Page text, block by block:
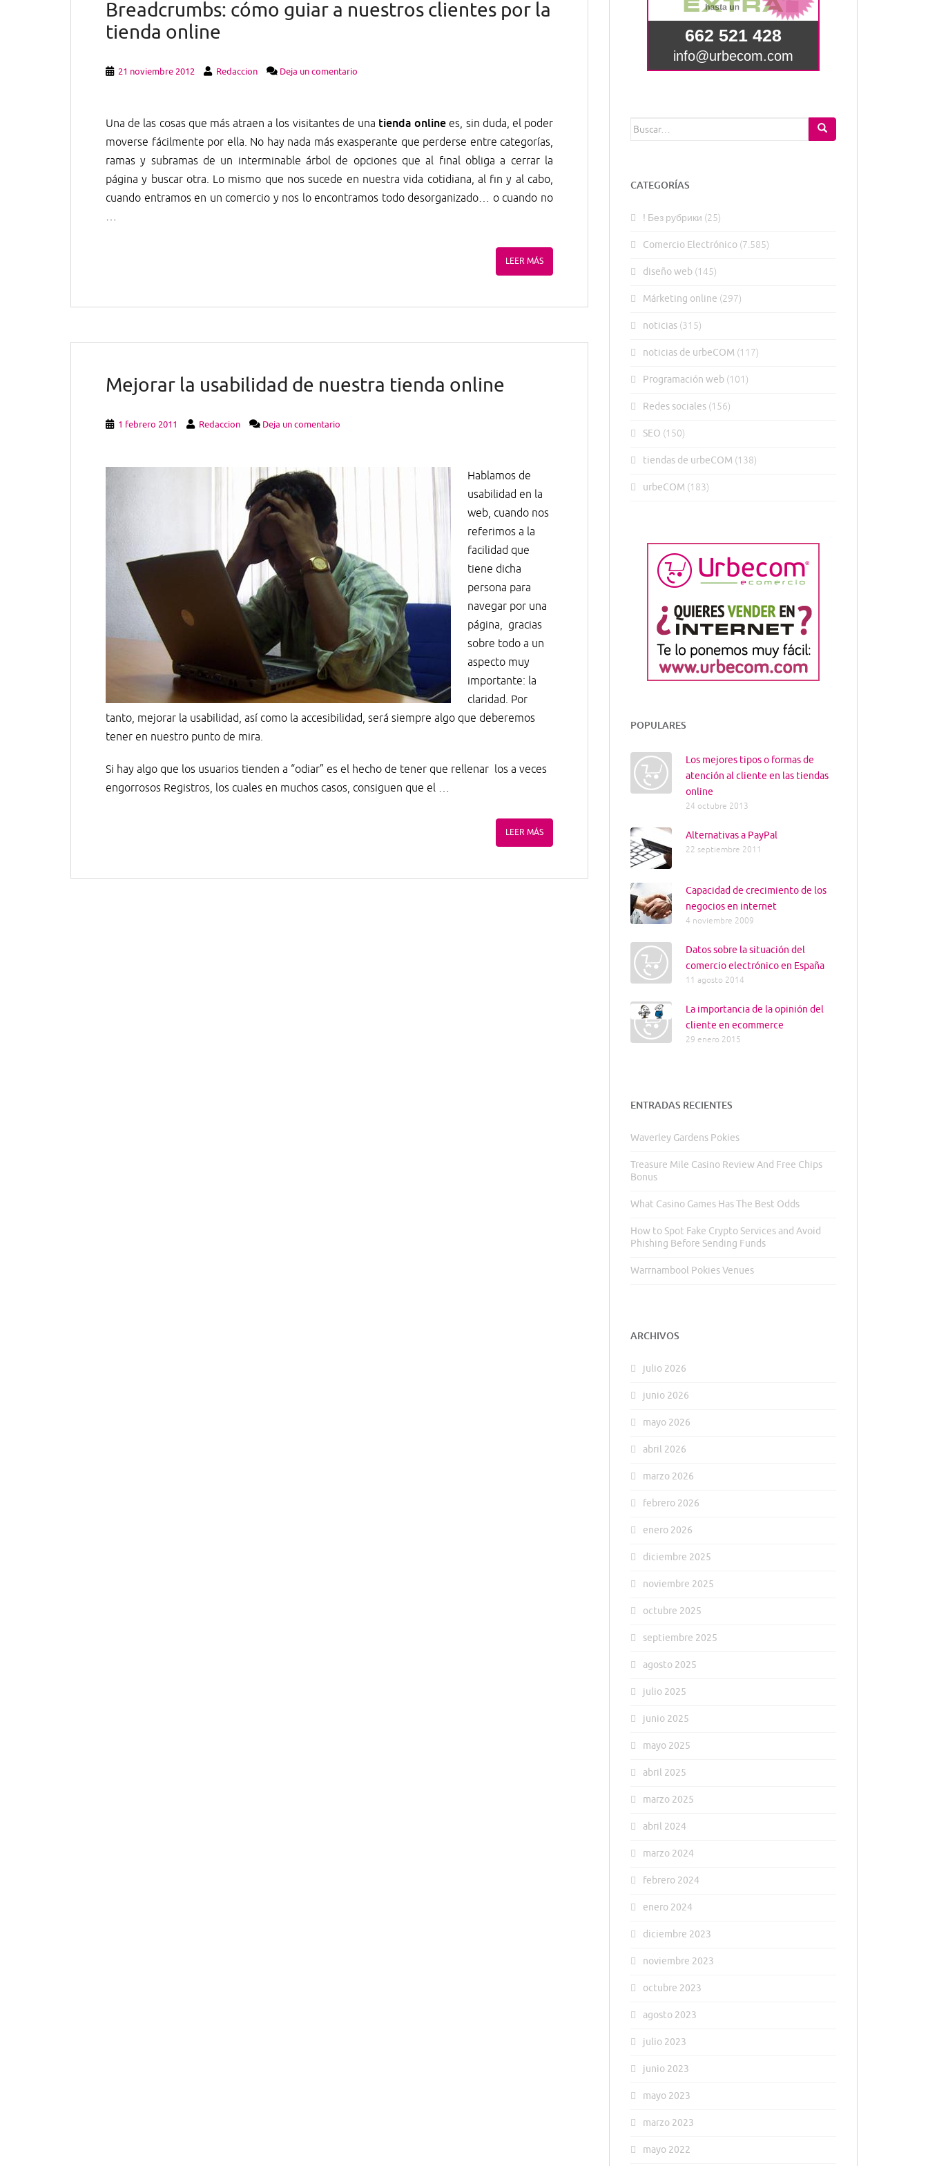
Breadcrumbs: cómo guiar a nuestros clientes por la
tienda online
21 noviembre 2012 Redaccion Deja un comentario
Una de las cosas que más atraen a los visitantes de una tienda online es, sin duda, el poder
moverse fácilmente por ella. No hay nada más exasperante que perderse entre categorías,
ramas y subramas de un interminable árbol de opciones que al final obliga a cerrar la
página y buscar otra. Lo mismo que nos sucede en nuestra vida cotidiana, al fin y al cabo,
cuando entramos en un comercio y nos lo encontramos todo desorganizado… o cuando no
…
LEER MÁS
Mejorar la usabilidad de nuestra tienda online
1 febrero 2011 Redaccion Deja un comentario
Hablamos de
usabilidad en la
web, cuando nos
referimos a la
facilidad que
tiene dicha
persona para
navegar por una
página, gracias
sobre todo a un
aspecto muy
importante: la
claridad. Por
tanto, mejorar la usabilidad, así como la accesibilidad, será siempre algo que deberemos
tener en nuestro punto de mira.
Si hay algo que los usuarios tienden a “odiar” es el hecho de tener que rellenar los a veces
engorrosos Registros, los cuales en muchos casos, consiguen que el …
LEER MÁS
Buscar:
CATEGORÍAS
! Без рубрики (25)
Comercio Electrónico (7.585)
diseño web (145)
Márketing online (297)
noticias (315)
noticias de urbeCOM (117)
Programación web (101)
Redes sociales (156)
SEO (150)
tiendas de urbeCOM (138)
urbeCOM (183)
POPULARES
Los mejores tipos o formas de
atención al cliente en las tiendas
online
24 octubre 2013
Alternativas a PayPal
22 septiembre 2011
Capacidad de crecimiento de los
negocios en internet
4 noviembre 2009
Datos sobre la situación del
comercio electrónico en España
11 agosto 2014
La importancia de la opinión del
cliente en ecommerce
29 enero 2015
ENTRADAS RECIENTES
Waverley Gardens Pokies
Treasure Mile Casino Review And Free Chips
Bonus
What Casino Games Has The Best Odds
How to Spot Fake Crypto Services and Avoid
Phishing Before Sending Funds
Warrnambool Pokies Venues
ARCHIVOS
julio 2026
junio 2026
mayo 2026
abril 2026
marzo 2026
febrero 2026
enero 2026
diciembre 2025
noviembre 2025
octubre 2025
septiembre 2025
agosto 2025
julio 2025
junio 2025
mayo 2025
abril 2025
marzo 2025
abril 2024
marzo 2024
febrero 2024
enero 2024
diciembre 2023
noviembre 2023
octubre 2023
agosto 2023
julio 2023
junio 2023
mayo 2023
marzo 2023
mayo 2022